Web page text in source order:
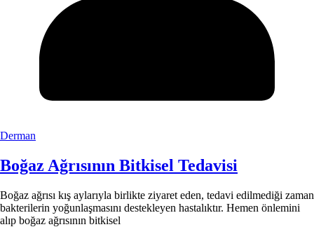
Derman
Boğaz Ağrısının Bitkisel Tedavisi
Boğaz ağrısı kış aylarıyla birlikte ziyaret eden, tedavi edilmediği zaman
bakterilerin yoğunlaşmasını destekleyen hastalıktır. Hemen önlemini
alıp boğaz ağrısının bitkisel